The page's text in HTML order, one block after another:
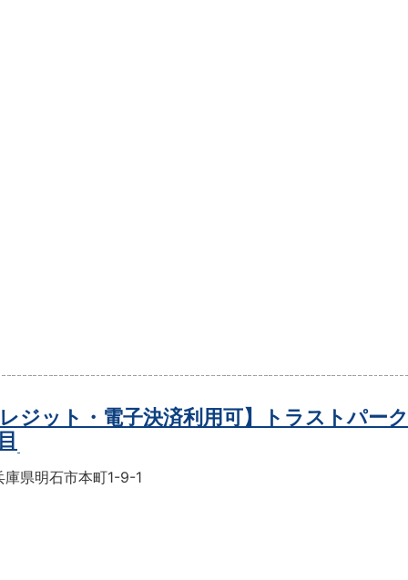
レジット・電子決済利用可】トラストパー
庫県明石市本町1-9-1